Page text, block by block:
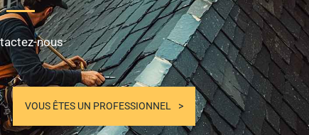
nous
VOUS ÊTES UN PROFESSIONNEL